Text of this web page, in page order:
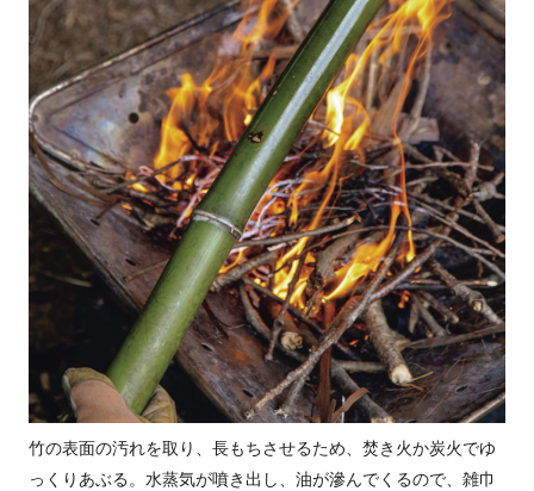
竹の表面の汚れを取り、長もちさせるため、焚き火か炭火でゆ
っくりあぶる。水蒸気が噴き出し、油が滲んでくるので、雑巾